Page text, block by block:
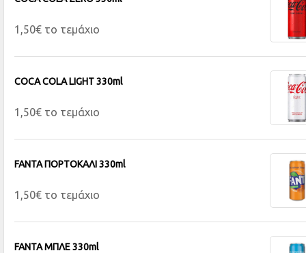
1,50€ το τεμάχιο
COCA COLA LIGHT 330ml
1,50€ το τεμάχιο
FANTA ΠΟΡΤΟΚΑΛΙ 330ml
1,50€ το τεμάχιο
FANTA ΜΠΛΕ 330ml